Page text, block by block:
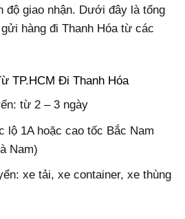
độ giao nhận. Dưới đây là tổng
hàng đi Thanh Hóa từ các
TP.HCM Đi Thanh Hóa
từ 2 – 3 ngày
lộ 1A hoặc cao tốc Bắc Nam
Nam)
xe tải, xe container, xe thùng